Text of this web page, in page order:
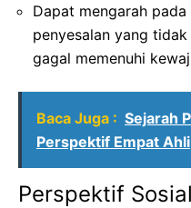
Dapat mengarah
penyesalan yang
gagal memenuhi
Baca Juga : Sejarah
Perspektif Empat Ahli
Perspektif Sosial